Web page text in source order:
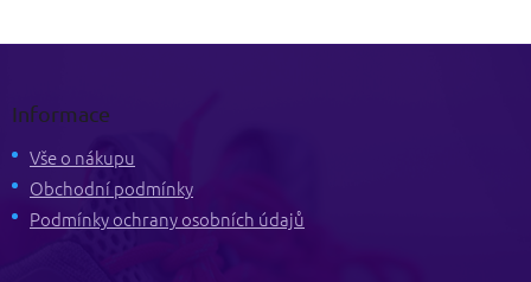
Informace
Vše o nákupu
Obchodní podmínky
Podmínky ochrany osobních údajů